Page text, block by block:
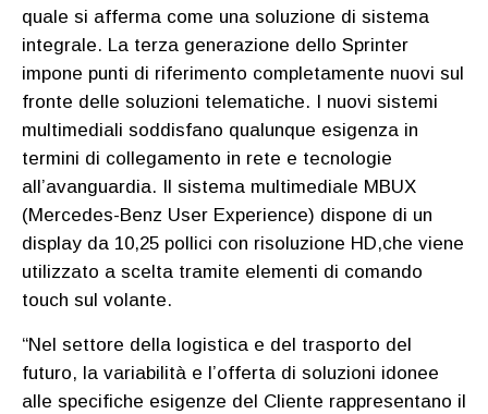
quale si afferma come una soluzione di sistema
integrale. La terza generazione dello Sprinter
impone punti di riferimento completamente nuovi sul
fronte delle soluzioni telematiche. I nuovi sistemi
multimediali soddisfano qualunque esigenza in
termini di collegamento in rete e tecnologie
all’avanguardia. Il sistema multimediale MBUX
(Mercedes-Benz User Experience) dispone di un
display da 10,25 pollici con risoluzione HD,che viene
utilizzato a scelta tramite elementi di comando
touch sul volante.
“Nel settore della logistica e del trasporto del
futuro, la variabilità e l’offerta di soluzioni idonee
alle specifiche esigenze del Cliente rappresentano il